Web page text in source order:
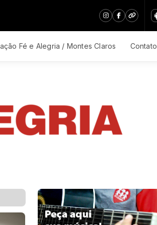
Fé e Alegria / Montes Claros Contato